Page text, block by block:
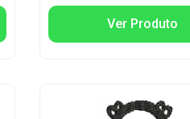
Ver Produto